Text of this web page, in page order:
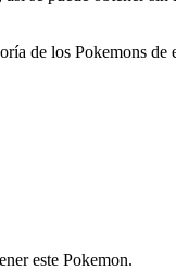
de los Pokemons de
este Pokemon.